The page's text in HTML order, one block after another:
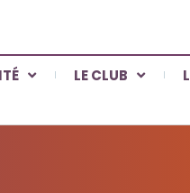
LE CLUB